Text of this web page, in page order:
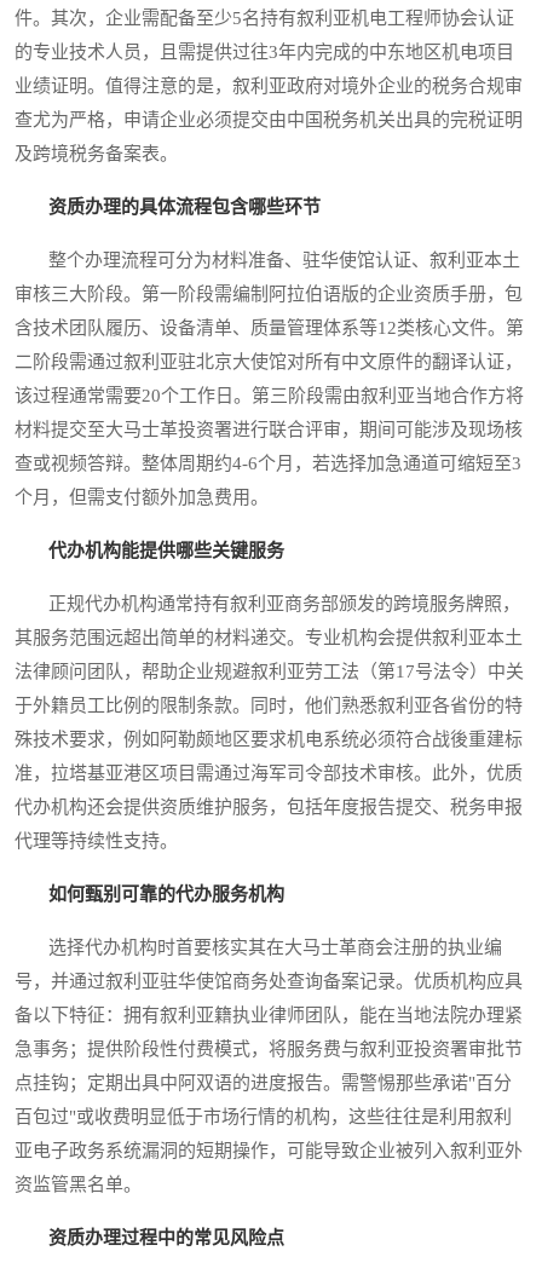
件。其次，企业需配备至少5名持有叙利亚机电工程师协会认证
的专业技术人员，且需提供过往3年内完成的中东地区机电项目
业绩证明。值得注意的是，叙利亚政府对境外企业的税务合规审
查尤为严格，申请企业必须提交由中国税务机关出具的完税证明
及跨境税务备案表。
资质办理的具体流程包含哪些环节
整个办理流程可分为材料准备、驻华使馆认证、叙利亚本土
审核三大阶段。第一阶段需编制阿拉伯语版的企业资质手册，包
含技术团队履历、设备清单、质量管理体系等12类核心文件。第
二阶段需通过叙利亚驻北京大使馆对所有中文原件的翻译认证，
该过程通常需要20个工作日。第三阶段需由叙利亚当地合作方将
材料提交至大马士革投资署进行联合评审，期间可能涉及现场核
查或视频答辩。整体周期约4-6个月，若选择加急通道可缩短至3
个月，但需支付额外加急费用。
代办机构能提供哪些关键服务
正规代办机构通常持有叙利亚商务部颁发的跨境服务牌照，
其服务范围远超出简单的材料递交。专业机构会提供叙利亚本土
法律顾问团队，帮助企业规避叙利亚劳工法（第17号法令）中关
于外籍员工比例的限制条款。同时，他们熟悉叙利亚各省份的特
殊技术要求，例如阿勒颇地区要求机电系统必须符合战後重建标
准，拉塔基亚港区项目需通过海军司令部技术审核。此外，优质
代办机构还会提供资质维护服务，包括年度报告提交、税务申报
代理等持续性支持。
如何甄别可靠的代办服务机构
选择代办机构时首要核实其在大马士革商会注册的执业编
号，并通过叙利亚驻华使馆商务处查询备案记录。优质机构应具
备以下特征：拥有叙利亚籍执业律师团队，能在当地法院办理紧
急事务；提供阶段性付费模式，将服务费与叙利亚投资署审批节
点挂钩；定期出具中阿双语的进度报告。需警惕那些承诺"百分
百包过"或收费明显低于市场行情的机构，这些往往是利用叙利
亚电子政务系统漏洞的短期操作，可能导致企业被列入叙利亚外
资监管黑名单。
资质办理过程中的常见风险点